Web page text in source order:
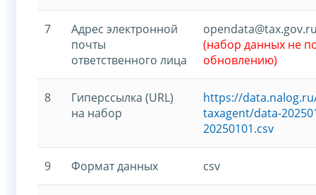
7
Адрес электронной
почты
ответственного лица
(набор данных не
обновлению)
8
Гиперссылка (URL)
на набор
https://
taxagent/data-
20250101.csv
9 Формат данных csv